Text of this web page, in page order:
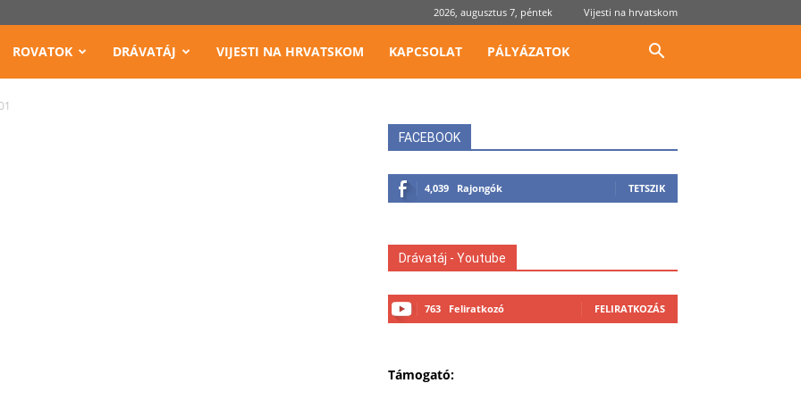
2026, augusztus 7, péntek Vijesti na hrvatskom
ROVATOK DRÁVATÁJ VIJESTI NA HRVATSKOM KAPCSOLAT PÁLYÁZATOK
FACEBOOK
4,039 Rajongók TETSZIK
Drávatáj - Youtube
763 Feliratkozó FELIRATKOZÁS
Támogató: